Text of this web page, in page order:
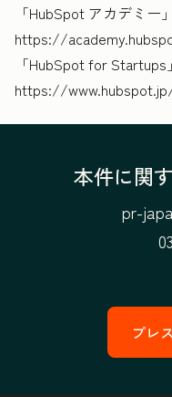
「HubSpot アカデミ
https://
「HubSpot for
https://
本件に関
pr-
プレ